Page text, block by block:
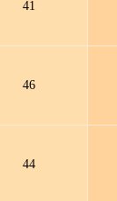
41
46
44